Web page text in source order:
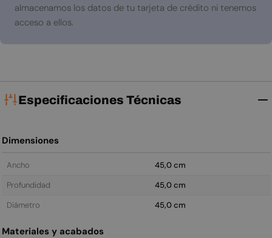
almacenamos los datos de tu tarjeta de crédito ni tenemos
acceso a ellos.
Especificaciones Técnicas
Dimensiones
Ancho
45,0 cm
Profundidad
45,0 cm
Diámetro
45,0 cm
Materiales y acabados